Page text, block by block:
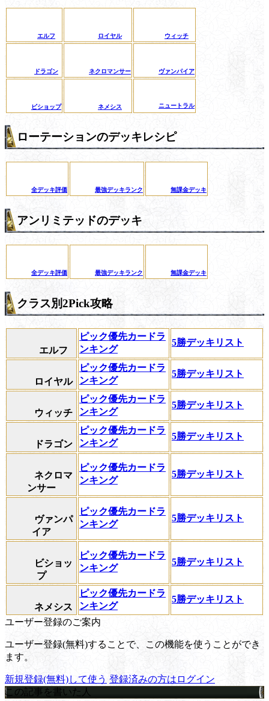
エルフ ロイヤル ウィッチ
ドラゴン ネクロマンサー ヴァンパイア
ビショップ ネメシス ニュートラル
ローテーションのデッキレシピ
全デッキ評価 最強デッキランク 無課金デッキ
アンリミテッドのデッキ
全デッキ評価 最強デッキランク 無課金デッキ
クラス別2Pick攻略
エルフ
ピック優先カードラ
ンキング
5勝デッキリスト
ロイヤル
ピック優先カードラ
ンキング
5勝デッキリスト
ウィッチ
ピック優先カードラ
ンキング
5勝デッキリスト
ドラゴン
ピック優先カードラ
ンキング
5勝デッキリスト
ネクロマ
ンサー
ピック優先カードラ
ンキング
5勝デッキリスト
ヴァンパ
イア
ピック優先カードラ
ンキング
5勝デッキリスト
ビショッ
プ
ピック優先カードラ
ンキング
5勝デッキリスト
ネメシス
ピック優先カードラ
ンキング
5勝デッキリスト
ユーザー登録のご案内
ユーザー登録(無料)することで、この機能を使うことができ
ます。
新規登録(無料)して使う 登録済みの方はログイン
この記事を書いた人